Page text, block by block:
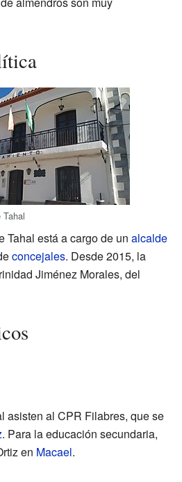
Tahal está a cargo de un alcalde
concejales. Desde 2015, la
Jiménez Morales, del
asisten al CPR Filabres, que se
. Para la educación secundaria,
en Macael.